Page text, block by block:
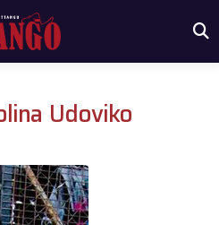
Udoviko